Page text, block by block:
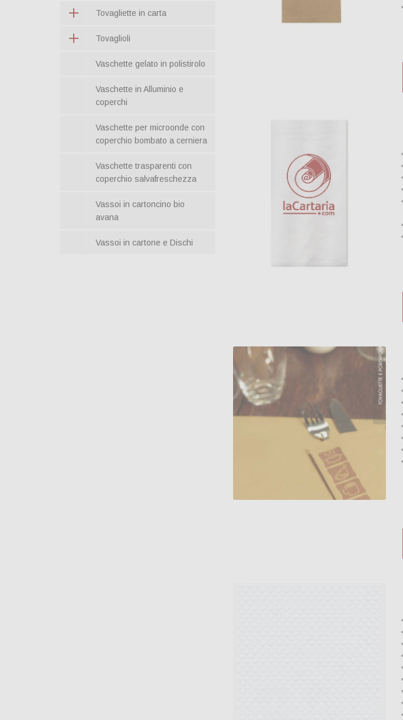
Tovagliette in carta
Tovaglioli
Vaschette gelato in polistirolo
Vaschette in Alluminio e
coperchi
Vaschette per microonde con
coperchio bombato a cerniera
Vaschette trasparenti con
coperchio salvafreschezza
Vassoi in cartoncino bio
avana
Vassoi in cartone e Dischi